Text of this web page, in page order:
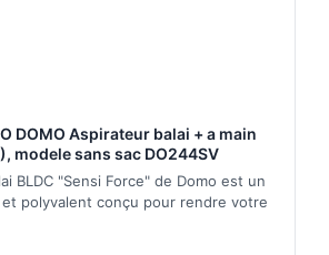
DOMO Aspirateur balai + a main
modele sans sac DO244SV
BLDC "Sensi Force" de Domo est un
polyvalent conçu pour rendre votre